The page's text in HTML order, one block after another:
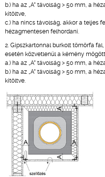
b.) ha az „A” távolság > 50 mm, a
kitöltve,
c.) ha nincs távolság, akkor a teljes
hézagmentesen felhordani.
2. Gipszkartonnal burkolt tömörfa
esetén közvetlenül a kémény
a.) ha az „A” távolság > 50 mm, a
b.) ha az „A” távolság > 50 mm, a
kitöltve.